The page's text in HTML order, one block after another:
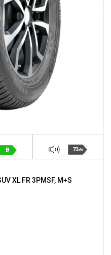
B 73dB
XL FR 3PMSF, M+S